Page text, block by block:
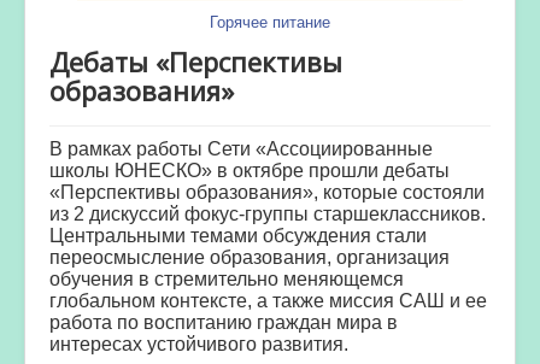
Горячее питание
Дебаты «Перспективы
образования»
В рамках работы Сети «Ассоциированные
школы ЮНЕСКО» в октябре прошли дебаты
«Перспективы образования», которые состояли
из 2 дискуссий фокус-группы старшеклассников.
Центральными темами обсуждения стали
переосмысление образования, организация
обучения в стремительно меняющемся
глобальном контексте, а также миссия САШ и ее
работа по воспитанию граждан мира в
интересах устойчивого развития.